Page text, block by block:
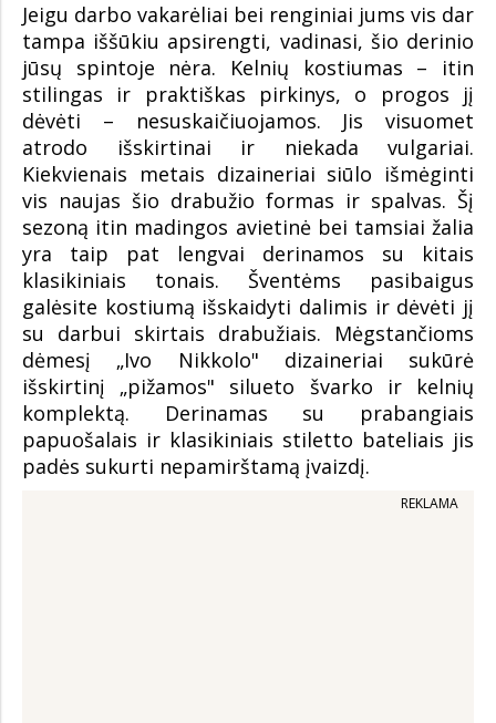
Jeigu darbo vakarėliai bei renginiai jums vis dar
tampa iššūkiu apsirengti, vadinasi, šio derinio
jūsų spintoje nėra. Kelnių kostiumas – itin
stilingas ir praktiškas pirkinys, o progos jį
dėvėti – nesuskaičiuojamos. Jis visuomet
atrodo išskirtinai ir niekada vulgariai.
Kiekvienais metais dizaineriai siūlo išmėginti
vis naujas šio drabužio formas ir spalvas. Šį
sezoną itin madingos avietinė bei tamsiai žalia
yra taip pat lengvai derinamos su kitais
klasikiniais tonais. Šventėms pasibaigus
galėsite kostiumą išskaidyti dalimis ir dėvėti jį
su darbui skirtais drabužiais. Mėgstančioms
dėmesį „Ivo Nikkolo" dizaineriai sukūrė
išskirtinį „pižamos" silueto švarko ir kelnių
komplektą. Derinamas su prabangiais
papuošalais ir klasikiniais stiletto bateliais jis
padės sukurti nepamirštamą įvaizdį.
REKLAMA